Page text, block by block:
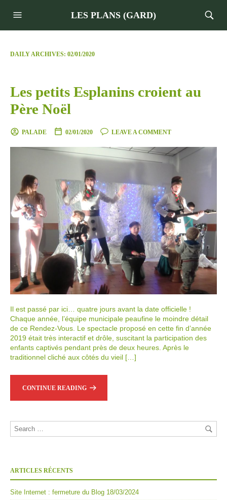
LES PLANS (GARD)
DAILY ARCHIVES: 02/01/2020
Les petits Esplanins croient au
Père Noël
PALADE 02/01/2020 LEAVE A COMMENT
Il est passé par ici… quatre jours avant la date officielle !
Chaque année, l’équipe municipale peaufine le moindre détail
de ce Rendez-Vous. Le spectacle proposé en cette fin d’année
2019 était très interactif et drôle, suscitant la participation des
enfants captivés pendant près de deux heures. Après le
traditionnel cliché aux côtés du vieil […]
CONTINUE READING
ARTICLES RÉCENTS
Site Internet : fermeture du Blog 18/03/2024